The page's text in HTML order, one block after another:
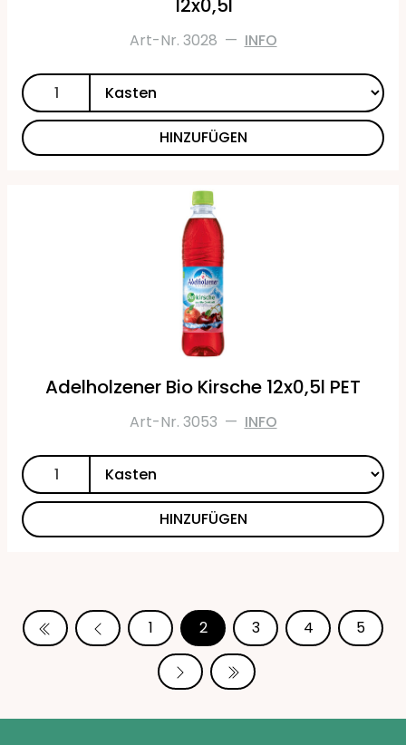
12x0,5l
Art-Nr. 3028 — INFO
HINZUFÜGEN
Adelholzener Bio Kirsche 12x0,5l PET
Art-Nr. 3053 — INFO
HINZUFÜGEN
1 2 3 4 5